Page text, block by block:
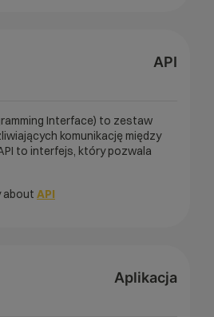
API
Interface) to zestaw
komunikację między
to interfejs, który pozwala
about API
Aplikacja